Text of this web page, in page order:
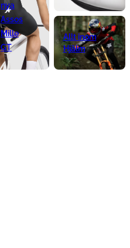
nya
Assos
Mille
GT
Allt inom
Hjälm